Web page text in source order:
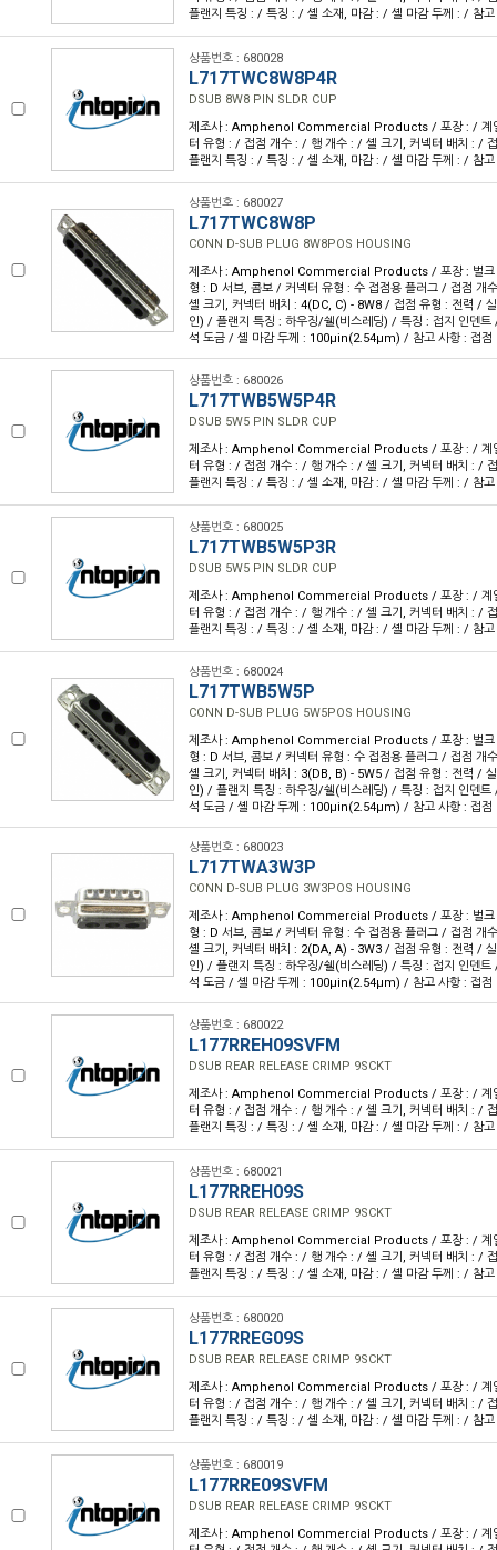
플랜지 특징 : / 특징 : / 셸 소재, 마감 : / 셸 마감 두께 : / 참
상품번호 : 680028
L717TWC8W8P4R
DSUB 8W8 PIN SLDR CUP
제조사 : Amphenol Commercial Products / 포장 : / 계
터 유형 : / 접점 개수 : / 행 개수 : / 셸 크기, 커넥터 배치 : /
플랜지 특징 : / 특징 : / 셸 소재, 마감 : / 셸 마감 두께 : / 참
상품번호 : 680027
L717TWC8W8P
CONN D-SUB PLUG 8W8POS HOUSING
제조사 : Amphenol Commercial Products / 포장 : 벌크
형 : D 서브, 콤보 / 커넥터 유형 : 수 접점용 플러그 / 접점 개
셸 크기, 커넥터 배치 : 4(DC, C) - 8W8 / 접점 유형 : 전력 /
인) / 플랜지 특징 : 하우징/쉘(비스레딩) / 특징 : 접지 인덴트
석 도금 / 셸 마감 두께 : 100µin(2.54µm) / 참고 사항 : 접점
상품번호 : 680026
L717TWB5W5P4R
DSUB 5W5 PIN SLDR CUP
제조사 : Amphenol Commercial Products / 포장 : / 계
터 유형 : / 접점 개수 : / 행 개수 : / 셸 크기, 커넥터 배치 : /
플랜지 특징 : / 특징 : / 셸 소재, 마감 : / 셸 마감 두께 : / 참
상품번호 : 680025
L717TWB5W5P3R
DSUB 5W5 PIN SLDR CUP
제조사 : Amphenol Commercial Products / 포장 : / 계
터 유형 : / 접점 개수 : / 행 개수 : / 셸 크기, 커넥터 배치 : /
플랜지 특징 : / 특징 : / 셸 소재, 마감 : / 셸 마감 두께 : / 참
상품번호 : 680024
L717TWB5W5P
CONN D-SUB PLUG 5W5POS HOUSING
제조사 : Amphenol Commercial Products / 포장 : 벌크
형 : D 서브, 콤보 / 커넥터 유형 : 수 접점용 플러그 / 접점 개
셸 크기, 커넥터 배치 : 3(DB, B) - 5W5 / 접점 유형 : 전력 /
인) / 플랜지 특징 : 하우징/쉘(비스레딩) / 특징 : 접지 인덴트
석 도금 / 셸 마감 두께 : 100µin(2.54µm) / 참고 사항 : 접점
상품번호 : 680023
L717TWA3W3P
CONN D-SUB PLUG 3W3POS HOUSING
제조사 : Amphenol Commercial Products / 포장 : 벌크
형 : D 서브, 콤보 / 커넥터 유형 : 수 접점용 플러그 / 접점 개
셸 크기, 커넥터 배치 : 2(DA, A) - 3W3 / 접점 유형 : 전력 /
인) / 플랜지 특징 : 하우징/쉘(비스레딩) / 특징 : 접지 인덴트
석 도금 / 셸 마감 두께 : 100µin(2.54µm) / 참고 사항 : 접점
상품번호 : 680022
L177RREH09SVFM
DSUB REAR RELEASE CRIMP 9SCKT
제조사 : Amphenol Commercial Products / 포장 : / 계
터 유형 : / 접점 개수 : / 행 개수 : / 셸 크기, 커넥터 배치 : /
플랜지 특징 : / 특징 : / 셸 소재, 마감 : / 셸 마감 두께 : / 참
상품번호 : 680021
L177RREH09S
DSUB REAR RELEASE CRIMP 9SCKT
제조사 : Amphenol Commercial Products / 포장 : / 계
터 유형 : / 접점 개수 : / 행 개수 : / 셸 크기, 커넥터 배치 : /
플랜지 특징 : / 특징 : / 셸 소재, 마감 : / 셸 마감 두께 : / 참
상품번호 : 680020
L177RREG09S
DSUB REAR RELEASE CRIMP 9SCKT
제조사 : Amphenol Commercial Products / 포장 : / 계
터 유형 : / 접점 개수 : / 행 개수 : / 셸 크기, 커넥터 배치 : /
플랜지 특징 : / 특징 : / 셸 소재, 마감 : / 셸 마감 두께 : / 참
상품번호 : 680019
L177RRE09SVFM
DSUB REAR RELEASE CRIMP 9SCKT
제조사 : Amphenol Commercial Products / 포장 : / 계